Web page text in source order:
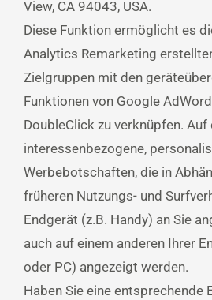
View, CA 94043, USA.
Diese Funktion ermöglicht es
Analytics Remarketing
Zielgruppen mit den
Funktionen von Google
DoubleClick zu verknüpfen.
interessenbezogene,
Werbebotschaften, die in
früheren Nutzungs- und
Endgerät (z.B. Handy) an Sie
auch auf einem anderen Ihrer
oder PC) angezeigt werden.
Haben Sie eine entsprechende